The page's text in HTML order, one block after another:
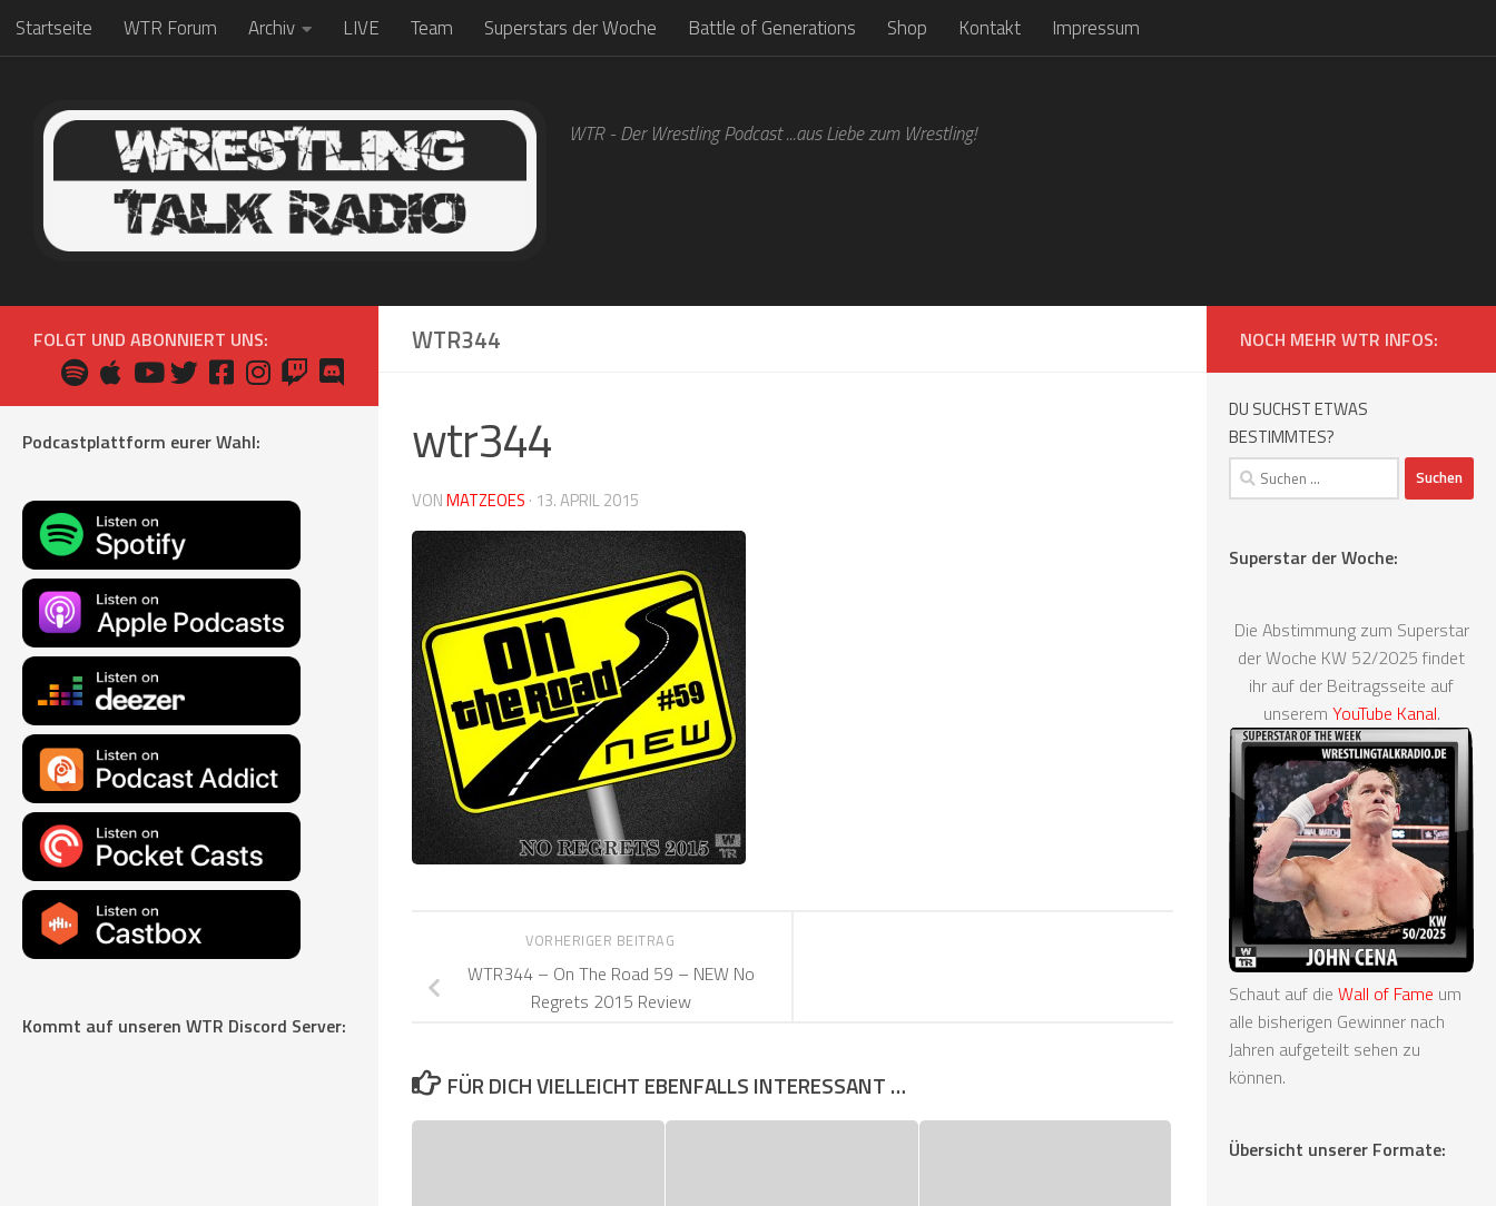
Zum Inhalt springen
Startseite WTR Forum Archiv LIVE Team Superstars der Woche Battle of Generations Shop Kontakt Impressum
WTR - Der Wrestling Podcast ...aus Liebe zum Wrestling!
WTR344
wtr344
VONMATZEOES · 13. APRIL 2015
VORHERIGER BEITRAG
WTR344 – On The Road 59 – NEW No
Regrets 2015 Review
FÜR DICH VIELLEICHT EBENFALLS INTERESSANT …
FOLGT UND ABONNIERT UNS:
Podcastplattform eurer Wahl:
Kommt auf unseren WTR Discord Server:
NOCH MEHR WTR INFOS:
DU SUCHST ETWAS
BESTIMMTES?
Suchen
nach:
Superstar der Woche:
Die Abstimmung zum Superstar
der Woche KW 52/2025 findet
ihr auf der Beitragsseite auf
unserem YouTube Kanal.
Schaut auf die Wall of Fame um
alle bisherigen Gewinner nach
Jahren aufgeteilt sehen zu
können.
Übersicht unserer Formate: